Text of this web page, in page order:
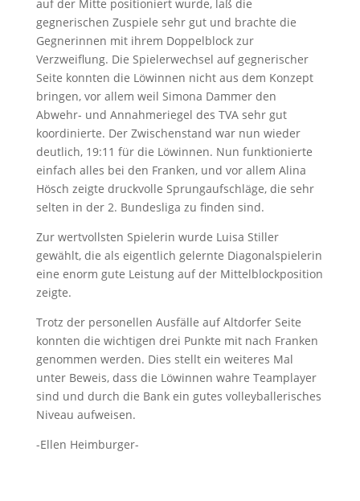
auf der Mitte positioniert wurde, laß die
gegnerischen Zuspiele sehr gut und brachte die
Gegnerinnen mit ihrem Doppelblock zur
Verzweiflung. Die Spielerwechsel auf gegnerischer
Seite konnten die Löwinnen nicht aus dem Konzept
bringen, vor allem weil Simona Dammer den
Abwehr- und Annahmeriegel des TVA sehr gut
koordinierte. Der Zwischenstand war nun wieder
deutlich, 19:11 für die Löwinnen. Nun funktionierte
einfach alles bei den Franken, und vor allem Alina
Hösch zeigte druckvolle Sprungaufschläge, die sehr
selten in der 2. Bundesliga zu finden sind.
Zur wertvollsten Spielerin wurde Luisa Stiller
gewählt, die als eigentlich gelernte Diagonalspielerin
eine enorm gute Leistung auf der Mittelblockposition
zeigte.
Trotz der personellen Ausfälle auf Altdorfer Seite
konnten die wichtigen drei Punkte mit nach Franken
genommen werden. Dies stellt ein weiteres Mal
unter Beweis, dass die Löwinnen wahre Teamplayer
sind und durch die Bank ein gutes volleyballerisches
Niveau aufweisen.
-Ellen Heimburger-